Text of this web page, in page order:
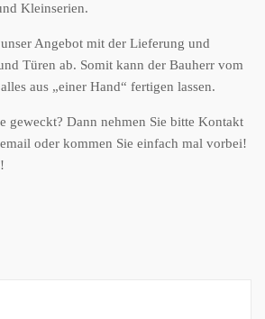
Kleinserien.
Angebot mit der Lieferung und
Türen ab. Somit kann der Bauherr vom
aus „einer Hand“ fertigen lassen.
geweckt? Dann nehmen Sie bitte Kontakt
oder kommen Sie einfach mal vorbei!